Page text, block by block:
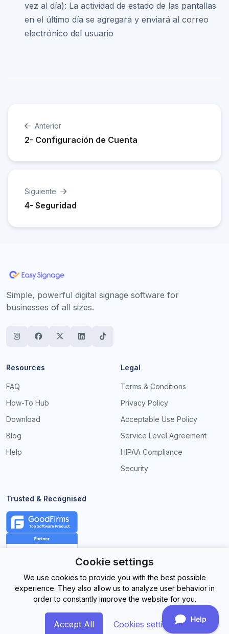
vez al día): La actividad de estado de las pantallas
en el último día se agregará y enviará al correo
electrónico del usuario
Anterior
2- Configuración de Cuenta
Siguiente
4- Seguridad
Simple, powerful digital signage software for
businesses of all sizes.
Resources
FAQ
How-To Hub
Download
Blog
Help
Legal
Terms & Conditions
Privacy Policy
Acceptable Use Policy
Service Level Agreement
HIPAA Compliance
Security
Trusted & Recognised
2026EasySignage. All Rights Reserved.
Cookie settings
We use cookies to provide you with the best possible
experience. They also allow us to analyze user behavior in
order to constantly improve the website for you.
Accept All Cookies settings